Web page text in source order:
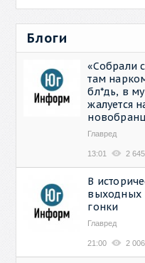
Блоги
«Собрали
там
бл*дь, в
жалуется
Главред
13:01 2 645
В
выходных
гонки
Главред
21:00 2 006